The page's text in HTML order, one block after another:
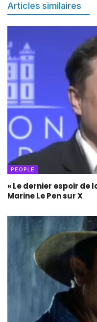
Articles similaires
PEOPLE
« Le dernier espoir de
Marine Le Pen sur X